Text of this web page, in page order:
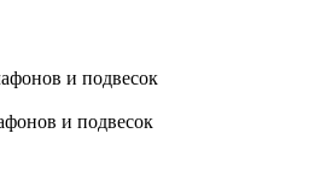
и подвесок
и подвесок